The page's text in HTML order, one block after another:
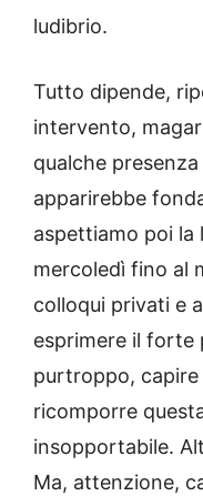
ludibrio.
Tutto dipende,
intervento,
qualche
apparirebbe
aspettiamo poi la
mercoledì fino al
colloqui privati e
esprimere il forte
purtroppo, capire
ricomporre
insopportabile.
Ma, attenzione,